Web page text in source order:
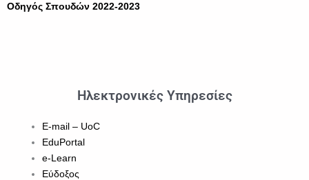
Οδηγός Σπουδών 2022-2023
Ηλεκτρονικές Υπηρεσίες
E-mail – UoC
EduPortal
e-Learn
Εύδοξος